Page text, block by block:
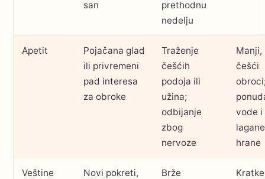
san
prethodnu
nedelju
Apetit
Pojačana glad
ili privremeni
pad interesa
za obroke
Traženje
češćih
podoja ili
užina;
odbijanje
zbog
nervoze
Manji,
češći
vode i
lagane
hrane
Veštine
Novi pokreti,
Brže
Kratke